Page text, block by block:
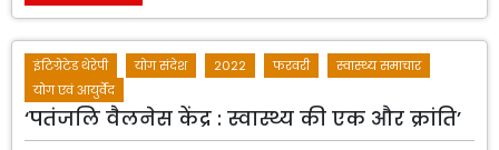
इंटिग्रेटेड थेरेपी योग संदेश 2022 फरवरी
स्वास्थ्य समाचार
योग एवं आयुर्वेद
‘पतंजलि वैलनेस केंद्र : स्वास्थ्य की एक और क्रांति’